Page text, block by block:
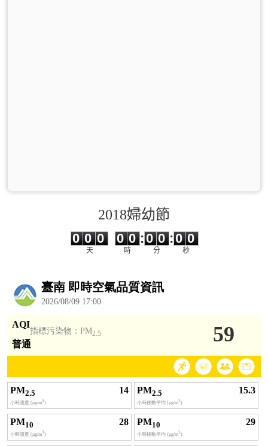
2018婦幼節
0 0 0
天
0
0
0
時
:
0
0
0
0
分
:0 0
秒